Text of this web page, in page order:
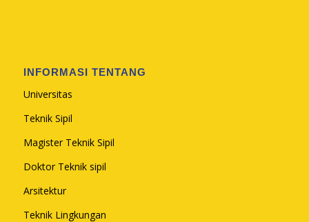
INFORMASI TENTANG
Universitas
Teknik Sipil
Magister Teknik Sipil
Doktor Teknik sipil
Arsitektur
Teknik Lingkungan